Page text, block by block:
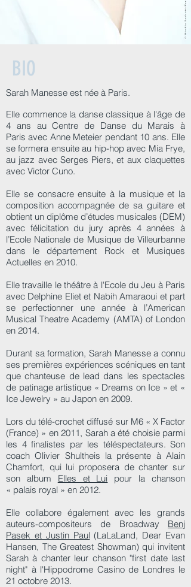
BIO
Sarah Manesse est née à Paris.
Elle commence la danse classique à l'âge de
4 ans au Centre de Danse du Marais à
Paris avec Anne Meteier pendant 10 ans. Elle
se formera ensuite au hip-hop avec Mia Frye,
au jazz avec Serges Piers, et aux claquettes
avec Victor Cuno.
Elle se consacre ensuite à la musique et la
composition accompagnée de sa guitare et
obtient un diplôme d’études musicales (DEM)
avec félicitation du jury après 4 années à
l’Ecole Nationale de Musique de Villeurbanne
dans le département Rock et Musiques
Actuelles en 2010.
Elle travaille le théâtre à l'Ecole du Jeu à Paris
avec Delphine Eliet et Nabih Amaraoui et part
se perfectionner une année à l’American
Musical Theatre Academy (AMTA) of London
en 2014.
Durant sa formation, Sarah Manesse a connu
ses premières expériences scéniques en tant
que chanteuse de lead dans les spectacles
de patinage artistique « Dreams on Ice » et «
Ice Jewelry » au Japon en 2009.
Lors du télé-crochet diffusé sur M6 « X Factor
(France) » en 2011, Sarah a été choisie parmi
les 4 finalistes par les téléspectateurs. Son
coach Olivier Shultheis la présente à Alain
Chamfort, qui lui proposera de chanter sur
son album Elles et Lui pour la chanson
« palais royal » en 2012.
Elle collabore également avec les grands
auteurs-compositeurs de Broadway Benj
Pasek et Justin Paul (LaLaLand, Dear Evan
Hansen, The Greatest Showman) qui invitent
Sarah à chanter leur chanson "first date last
night" à l'Hippodrome Casino de Londres le
21 octobre 2013.